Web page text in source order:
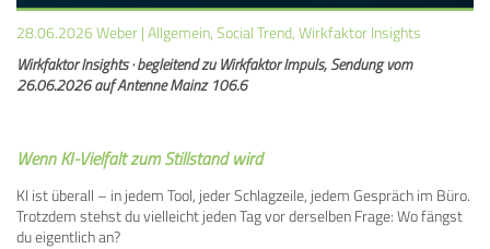
28.06.2026Weber|Allgemein,Social Trend,Wirkfaktor Insights
Wirkfaktor Insights · begleitend zu Wirkfaktor Impuls, Sendung vom
26.06.2026 auf Antenne Mainz 106.6
Wenn KI-Vielfalt zum Stillstand wird
KI ist überall – in jedem Tool, jeder Schlagzeile, jedem Gespräch im Büro.
Trotzdem stehst du vielleicht jeden Tag vor derselben Frage: Wo fängst
du eigentlich an?